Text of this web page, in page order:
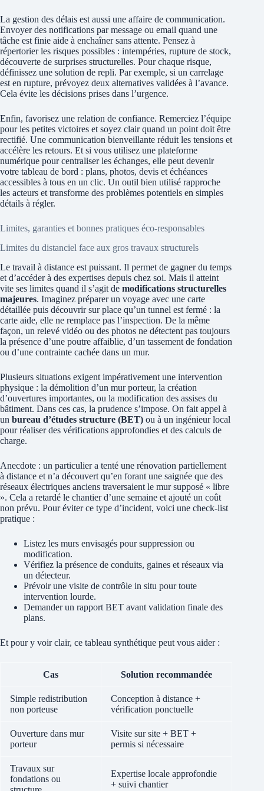
La gestion des délais est aussi une affaire de communication.
Envoyer des notifications par message ou email quand une
tâche est finie aide à enchaîner sans attente. Pensez à
répertorier les risques possibles : intempéries, rupture de stock,
découverte de surprises structurelles. Pour chaque risque,
définissez une solution de repli. Par exemple, si un carrelage
est en rupture, prévoyez deux alternatives validées à l’avance.
Cela évite les décisions prises dans l’urgence.
Enfin, favorisez une relation de confiance. Remerciez l’équipe
pour les petites victoires et soyez clair quand un point doit être
rectifié. Une communication bienveillante réduit les tensions et
accélère les retours. Et si vous utilisez une plateforme
numérique pour centraliser les échanges, elle peut devenir
votre tableau de bord : plans, photos, devis et échéances
accessibles à tous en un clic. Un outil bien utilisé rapproche
les acteurs et transforme des problèmes potentiels en simples
détails à régler.
Limites, garanties et bonnes pratiques éco-responsables
Limites du distanciel face aux gros travaux structurels
Le travail à distance est puissant. Il permet de gagner du temps
et d’accéder à des expertises depuis chez soi. Mais il atteint
vite ses limites quand il s’agit de modifications structurelles
majeures. Imaginez préparer un voyage avec une carte
détaillée puis découvrir sur place qu’un tunnel est fermé : la
carte aide, elle ne remplace pas l’inspection. De la même
façon, un relevé vidéo ou des photos ne détectent pas toujours
la présence d’une poutre affaiblie, d’un tassement de fondation
ou d’une contrainte cachée dans un mur.
Plusieurs situations exigent impérativement une intervention
physique : la démolition d’un mur porteur, la création
d’ouvertures importantes, ou la modification des assises du
bâtiment. Dans ces cas, la prudence s’impose. On fait appel à
un bureau d’études structure (BET) ou à un ingénieur local
pour réaliser des vérifications approfondies et des calculs de
charge.
Anecdote : un particulier a tenté une rénovation partiellement
à distance et n’a découvert qu’en forant une saignée que des
réseaux électriques anciens traversaient le mur supposé « libre
». Cela a retardé le chantier d’une semaine et ajouté un coût
non prévu. Pour éviter ce type d’incident, voici une check‑list
pratique :
Listez les murs envisagés pour suppression ou
modification.
Vérifiez la présence de conduits, gaines et réseaux via
un détecteur.
Prévoir une visite de contrôle in situ pour toute
intervention lourde.
Demander un rapport BET avant validation finale des
plans.
Et pour y voir clair, ce tableau synthétique peut vous aider :
Cas Solution recommandée
Simple redistribution
non porteuse
Conception à distance +
vérification ponctuelle
Ouverture dans mur
porteur
Visite sur site + BET +
permis si nécessaire
Travaux sur
fondations ou
Expertise locale approfondie
+ suivi chantier